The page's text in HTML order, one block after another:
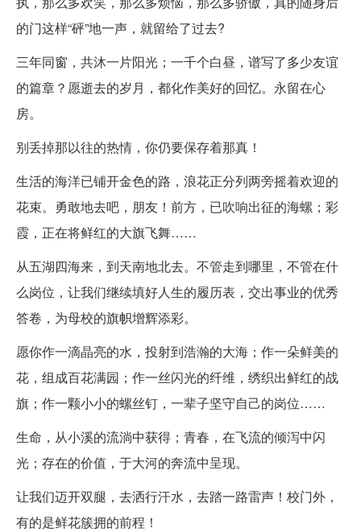
的门这样“砰”地一声，就留给了过去?
三年同窗，共沐一片阳光；一千个白昼，谱写了多少友谊
的篇章？愿逝去的岁月，都化作美好的回忆。永留在心
房。
别丢掉那以往的热情，你仍要保存着那真！
生活的海洋已铺开金色的路，浪花正分列两旁摇着欢迎的
花束。勇敢地去吧，朋友！前方，已吹响出征的海螺；彩
霞，正在将鲜红的大旗飞舞……
从五湖四海来，到天南地北去。不管走到哪里，不管在什
么岗位，让我们继续填好人生的履历表，交出事业的优秀
答卷，为母校的旗帜增辉添彩。
愿你作一滴晶亮的水，投射到浩瀚的大海；作一朵鲜美的
花，组成百花满园；作一丝闪光的纤维，绣织出鲜红的战
旗；作一颗小小的螺丝钉，一辈子坚守自己的岗位……
生命，从小溪的流淌中获得；青春，在飞流的倾泻中闪
光；存在的价值，于大河的奔流中呈现。
让我们迈开双腿，去洒行汗水，去踏一路雷声！校门外，
有的是鲜花簇拥的前程！